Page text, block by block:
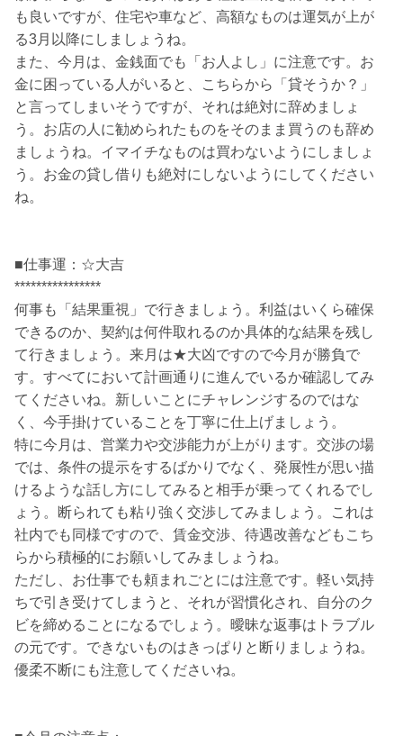
も良いですが、住宅や車など、高額なものは運気が上が
る3月以降にしましょうね。
また、今月は、金銭面でも「お人よし」に注意です。お
金に困っている人がいると、こちらから「貸そうか？」
と言ってしまいそうですが、それは絶対に辞めましょ
う。お店の人に勧められたものをそのまま買うのも辞め
ましょうね。イマイチなものは買わないようにしましょ
う。お金の貸し借りも絶対にしないようにしてください
ね。
■仕事運：☆大吉
****************
何事も「結果重視」で行きましょう。利益はいくら確保
できるのか、契約は何件取れるのか具体的な結果を残し
て行きましょう。来月は★大凶ですので今月が勝負で
す。すべてにおいて計画通りに進んでいるか確認してみ
てくださいね。新しいことにチャレンジするのではな
く、今手掛けていることを丁寧に仕上げましょう。
特に今月は、営業力や交渉能力が上がります。交渉の場
では、条件の提示をするばかりでなく、発展性が思い描
けるような話し方にしてみると相手が乗ってくれるでし
ょう。断られても粘り強く交渉してみましょう。これは
社内でも同様ですので、賃金交渉、待遇改善などもこち
らから積極的にお願いしてみましょうね。
ただし、お仕事でも頼まれごとには注意です。軽い気持
ちで引き受けてしまうと、それが習慣化され、自分のク
ビを締めることになるでしょう。曖昧な返事はトラブル
の元です。できないものはきっぱりと断りましょうね。
優柔不断にも注意してくださいね。